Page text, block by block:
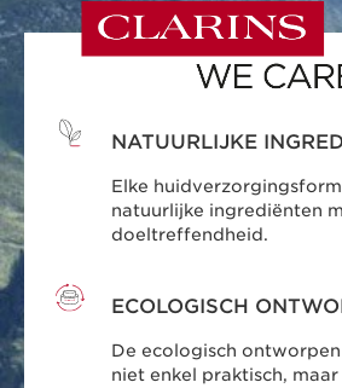
NATUURLIJKE
Elke
natuurlijke ingrediënten
doeltreffendheid.
ECOLOGISCH
De ecologisch
niet enkel praktisch,